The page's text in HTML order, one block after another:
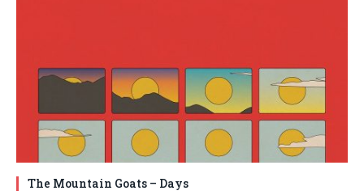
The Mountain Goats – Days